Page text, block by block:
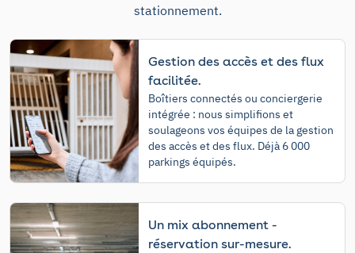
stationnement.
Gestion des accès et des flux
facilitée.
Boîtiers connectés ou conciergerie
intégrée : nous simplifions et
soulageons vos équipes de la gestion
des accès et des flux. Déjà 6 000
parkings équipés.
Un mix abonnement -
réservation sur-mesure.